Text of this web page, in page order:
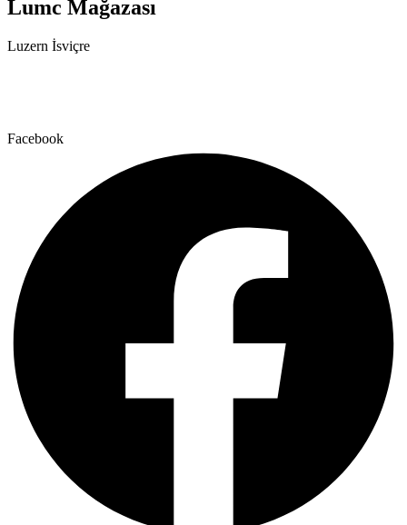
Lumc Mağazası
Luzern İsviçre
Facebook